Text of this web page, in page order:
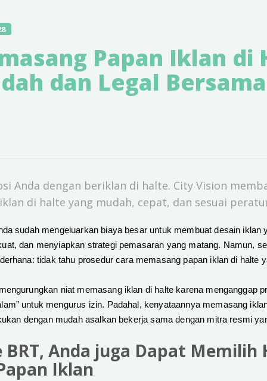
Papan Iklan di
dan Legal
Anda dengan beriklan di halte. City Vision
di halte yang mudah, cepat, dan sesuai
sudah mengeluarkan biaya besar untuk membuat desain iklan
dan menyiapkan strategi pemasaran yang matang. Namun,
tidak tahu prosedur cara memasang papan iklan di halte
niat memasang iklan di halte karena menganggap
untuk mengurus izin. Padahal, kenyataannya memasang
dengan mudah asalkan bekerja sama dengan mitra resmi
BRT, Anda juga Dapat Memilih
Iklan